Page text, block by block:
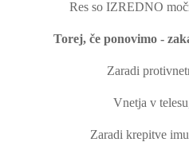
Res so IZREDNO
Torej, če ponovimo -
Zaradi
Vnetja v
Zaradi krepitve